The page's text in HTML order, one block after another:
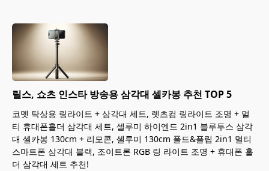
릴스, 쇼츠 인스타 방송용 삼각대 셀카봉 추천 TOP 5
코멧 탁상용 링라이트 + 삼각대 세트, 렛츠컴 링라이트 조명 + 멀
티 휴대폰홀더 삼각대 세트, 셀루미 하이엔드 2in1 블루투스 삼각
대 셀카봉 130cm + 리모콘, 셀루미 130cm 폴드&플립 2in1 멀티
스마트폰 삼각대 블랙, 조이트론 RGB 링 라이트 조명 + 휴대폰 홀
더 삼각대 세트 추천!